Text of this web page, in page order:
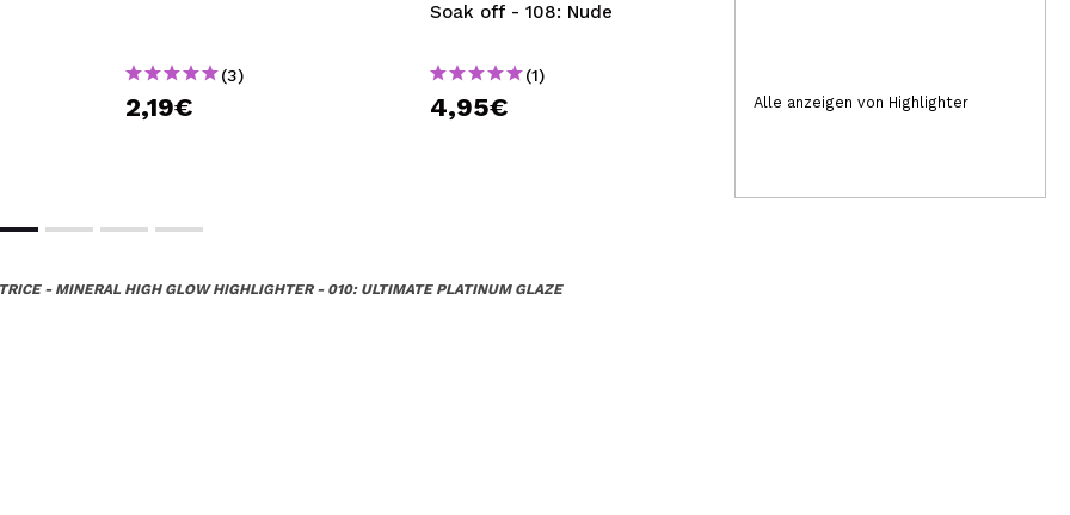
(3)
2,19€
Soak off - 108: Nude
(1)
4,95€ 30,00€
Alle anzeigen von Highlighter
- MINERAL HIGH GLOW HIGHLIGHTER - 010: ULTIMATE PLATINUM GLAZE